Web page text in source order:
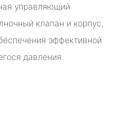
управляющий
клапан и корпус,
эффективной
давления.